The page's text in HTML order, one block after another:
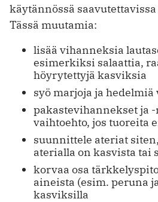
käytännössä
Tässä muutamia:
lisää vihanneksia
esimerkiksi salaattia,
höyrytettyjä kasviksia
syö marjoja ja
pakastevihannekset ja
vaihtoehto, jos tuoreita
suunnittele ateriat
aterialla on kasvista tai
korvaa osa
aineista (esim. peruna
kasviksilla